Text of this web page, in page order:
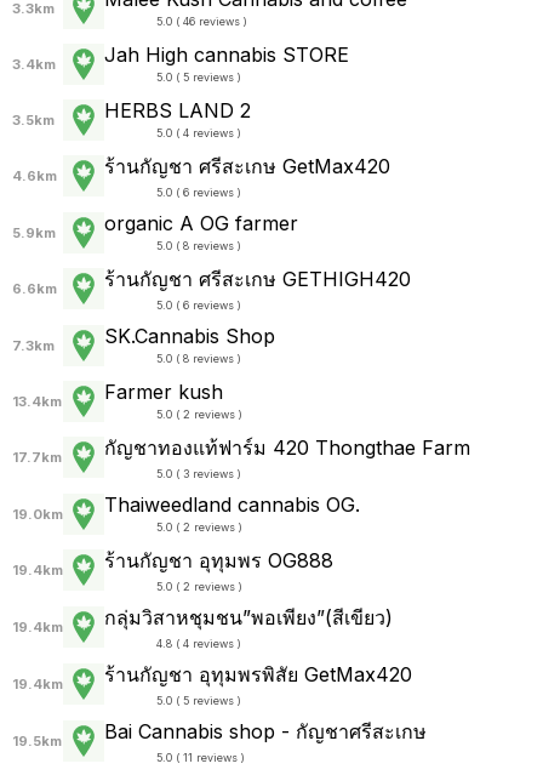
3.3km
5.0 ( 46 reviews )
3.4km Jah High cannabis STORE
5.0 ( 5 reviews )
3.5km HERBS LAND 2
5.0 ( 4 reviews )
4.6km ร้านกัญชา ศรีสะเกษ GetMax420
5.0 ( 6 reviews )
5.9km organic A OG farmer
5.0 ( 8 reviews )
6.6km ร้านกัญชา ศรีสะเกษ GETHIGH420
5.0 ( 6 reviews )
7.3km SK.Cannabis Shop
5.0 ( 8 reviews )
13.4km Farmer kush
5.0 ( 2 reviews )
17.7km กัญชาทองแท้ฟาร์ม 420 Thongthae Farm
5.0 ( 3 reviews )
19.0km Thaiweedland cannabis OG.
5.0 ( 2 reviews )
19.4km ร้านกัญชา อุทุมพร OG888
5.0 ( 2 reviews )
19.4km กลุ่มวิสาหชุมชน”พอเพียง”(สีเขียว)
4.8 ( 4 reviews )
19.4km ร้านกัญชา อุทุมพรพิสัย GetMax420
5.0 ( 5 reviews )
19.5km Bai Cannabis shop - กัญชาศรีสะเกษ
5.0 ( 11 reviews )